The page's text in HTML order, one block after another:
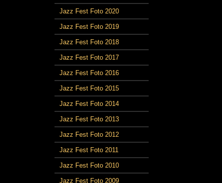
Jazz Fest Foto 2020
Jazz Fest Foto 2019
Jazz Fest Foto 2018
Jazz Fest Foto 2017
Jazz Fest Foto 2016
Jazz Fest Foto 2015
Jazz Fest Foto 2014
Jazz Fest Foto 2013
Jazz Fest Foto 2012
Jazz Fest Foto 2011
Jazz Fest Foto 2010
Jazz Fest Foto 2009